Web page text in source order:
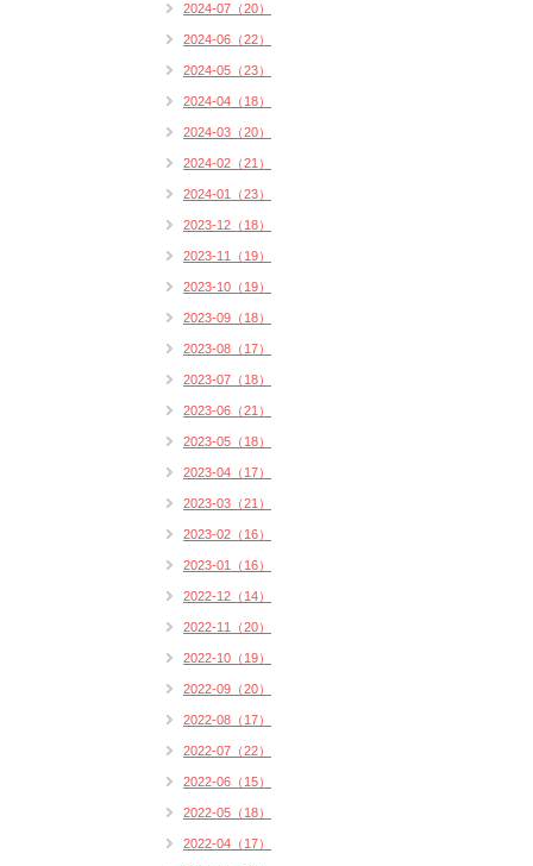
2024-07（20）
2024-06（22）
2024-05（23）
2024-04（18）
2024-03（20）
2024-02（21）
2024-01（23）
2023-12（18）
2023-11（19）
2023-10（19）
2023-09（18）
2023-08（17）
2023-07（18）
2023-06（21）
2023-05（18）
2023-04（17）
2023-03（21）
2023-02（16）
2023-01（16）
2022-12（14）
2022-11（20）
2022-10（19）
2022-09（20）
2022-08（17）
2022-07（22）
2022-06（15）
2022-05（18）
2022-04（17）